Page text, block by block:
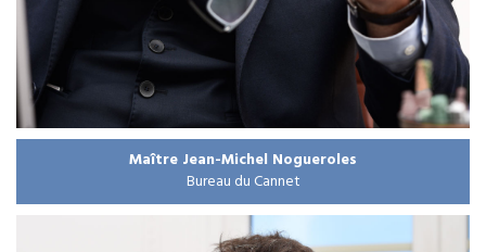
Maître Jean-Michel Nogueroles
Bureau du Cannet